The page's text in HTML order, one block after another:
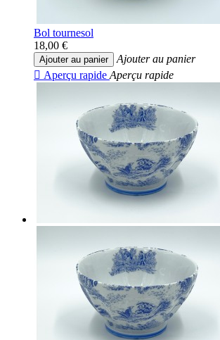
Bol tournesol
18,00 €
Ajouter au panier
Ajouter au panier
 Aperçu rapide Aperçu rapide